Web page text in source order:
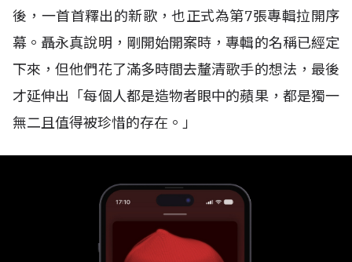
後，一首首釋出的新歌，也正式為第7張專輯拉開序
幕。聶永真說明，剛開始開案時，專輯的名稱已經定
下來，但他們花了滿多時間去釐清歌手的想法，最後
才延伸出「每個人都是造物者眼中的蘋果，都是獨一
無二且值得被珍惜的存在。」